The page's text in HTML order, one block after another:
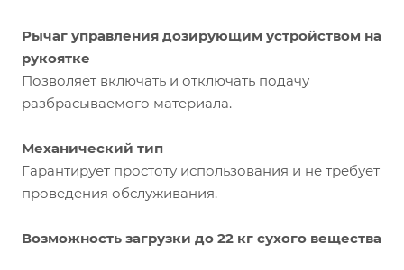
Рычаг управления дозирующим устройством на
рукоятке
Позволяет включать и отключать подачу
разбрасываемого материала.
Механический тип
Гарантирует простоту использования и не требует
проведения обслуживания.
Возможность загрузки до 22 кг сухого вещества